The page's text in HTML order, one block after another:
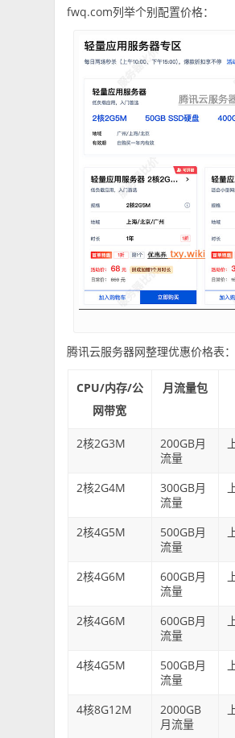
fwq.com列举个别配置价格：
腾讯云服务器网整理优惠价格表：
CPU/内存/公
网带宽
月流量包
2核2G3M
200GB月
流量
2核2G4M
300GB月
流量
2核4G5M
500GB月
流量
2核4G6M
600GB月
流量
2核4G6M
600GB月
流量
4核4G5M
500GB月
流量
4核8G12M
2000GB
月流量